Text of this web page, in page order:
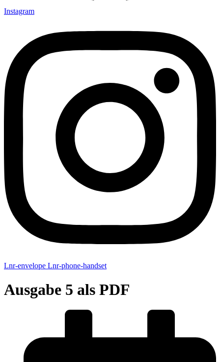
Instagram
Lnr-envelope Lnr-phone-handset
Ausgabe 5 als PDF